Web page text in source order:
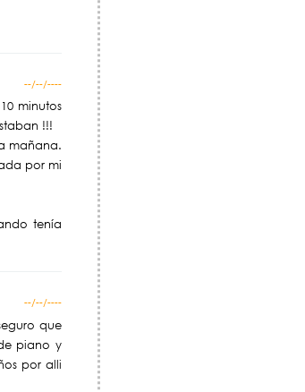
--/--/----
minutos
!!!
mañana.
por mi
tenía
--/--/----
que
piano y
por alli